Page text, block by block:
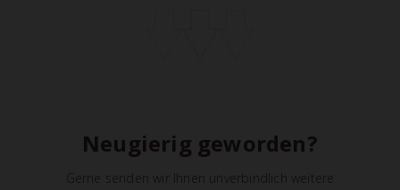
Neugierig geworden?
Gerne senden wir Ihnen unverbindlich weitere